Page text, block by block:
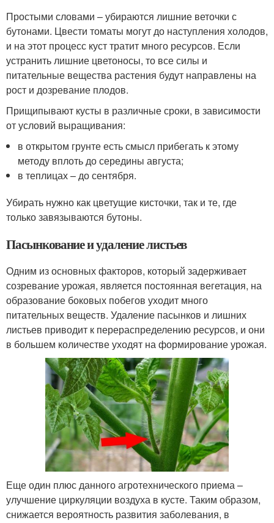
Простыми словами – убираются лишние веточки с
бутонами. Цвести томаты могут до наступления холодов,
и на этот процесс куст тратит много ресурсов. Если
устранить лишние цветоносы, то все силы и
питательные вещества растения будут направлены на
рост и дозревание плодов.
Прищипывают кусты в различные сроки, в зависимости
от условий выращивания:
в открытом грунте есть смысл прибегать к этому
методу вплоть до середины августа;
в теплицах – до сентября.
Убирать нужно как цветущие кисточки, так и те, где
только завязываются бутоны.
Пасынкование и удаление листьев
Одним из основных факторов, который задерживает
созревание урожая, является постоянная вегетация, на
образование боковых побегов уходит много
питательных веществ. Удаление пасынков и лишних
листьев приводит к перераспределению ресурсов, и они
в большем количестве уходят на формирование урожая.
Еще один плюс данного агротехнического приема –
улучшение циркуляции воздуха в кусте. Таким образом,
снижается вероятность развития заболевания, в